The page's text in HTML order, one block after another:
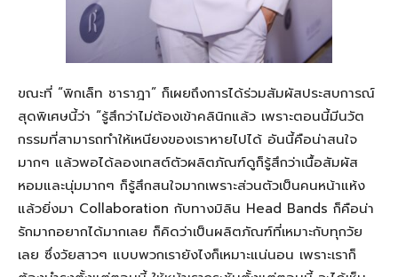
ขณะที่ “พิกเล็ท ชาราฎา” ก็เผยถึงการได้ร่วมสัมผัสประสบการณ์
สุดพิเศษนี้ว่า “รู้สึกว่าไม่ต้องเข้าคลินิกแล้ว เพราะตอนนี้มีนวัต
กรรมที่สามารถทำให้เหนียงของเราหายไปได้ อันนี้คือน่าสนใจ
มากๆ แล้วพอได้ลองเทสต์ตัวผลิตภัณฑ์ดูก็รู้สึกว่าเนื้อสัมผัส
หอมและนุ่มมากๆ ก็รู้สึกสนใจมากเพราะส่วนตัวเป็นคนหน้าแห้ง
แล้วยิ่งมา Collaboration กับทางมิลิน Head Bands ก็คือน่า
รักมากอยากได้มากเลย ก็คิดว่าเป็นผลิตภัณฑ์ที่เหมาะกับทุกวัย
เลย ซึ่งวัยสาวๆ แบบพวกเรายังไงก็เหมาะแน่นอน เพราะเราก็